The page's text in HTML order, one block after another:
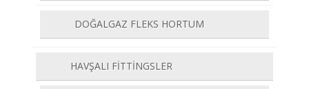
DOĞALGAZ FLEKS HORTUM
HAVŞALI FİTTİNGSLER